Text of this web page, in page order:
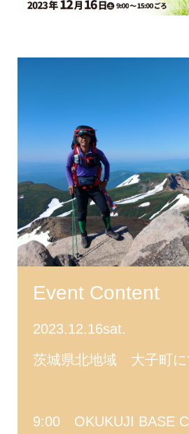
Event Content
2023.12.16sat.
茨城県北地域 大子町に
9:00 OKUKUJI BASE